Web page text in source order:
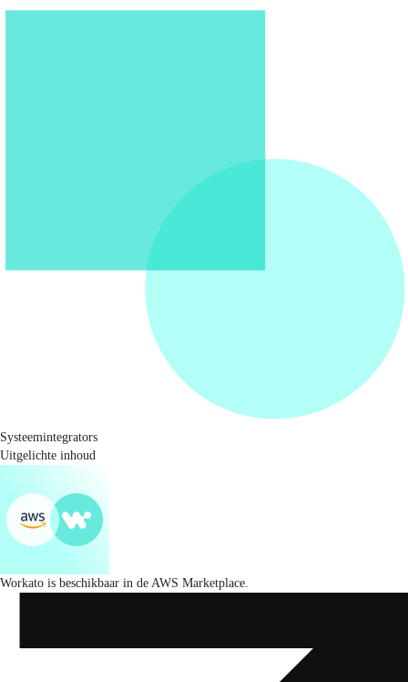
Systeemintegrators
Uitgelichte inhoud
Workato is beschikbaar in de AWS Marketplace.